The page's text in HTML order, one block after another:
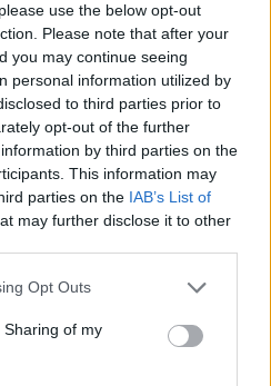
use the below opt-out
Please note that after your
you may continue seeing
personal information utilized by
to third parties prior to
opt-out of the further
by third parties on the
This information may
parties on the IAB’s List of
may further disclose it to other
app uses one or more Google
behaviour. You may click to
and its third-party tags to
purposes in below Google
Opt Outs
of my
Μέσι – Πέθανε ο
Νεκτάριος Λεμονίδης
Βούλας για να
τον γιο τους
Ένας 15χρονος που
από το τσουνάμι
χρονολογία της
στην Ελπίδα
«Καρυστιανού,